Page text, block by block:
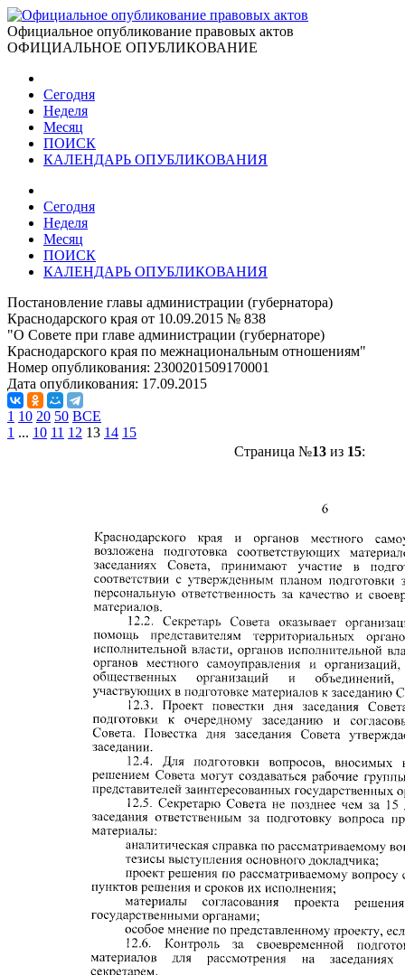
Официальное опубликование правовых актов
ОФИЦИАЛЬНОЕ ОПУБЛИКОВАНИЕ
Сегодня
Неделя
Месяц
ПОИСК
КАЛЕНДАРЬ ОПУБЛИКОВАНИЯ
Сегодня
Неделя
Месяц
ПОИСК
КАЛЕНДАРЬ ОПУБЛИКОВАНИЯ
Постановление главы администрации (губернатора)
Краснодарского края от 10.09.2015 № 838
"О Совете при главе администрации (губернаторе)
Краснодарского края по межнациональным отношениям"
Номер опубликования: 2300201509170001
Дата опубликования: 17.09.2015
1 10 20 50 ВСЕ
1 ... 10 11 12 13 14 15
Страница №13из 15: